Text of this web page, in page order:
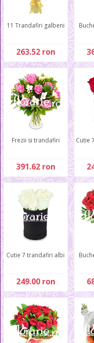
11 Trandafiri galbeni
263.52 ron
Frezii si trandafiri
391.62 ron
Cutie
Cutie 7 trandafiri albi
249.00 ron